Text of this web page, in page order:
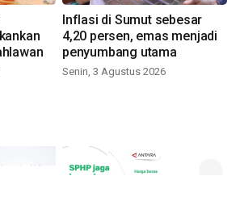
Inflasi di Sumut sebesar
4,20 persen, emas menjadi
penyumbang utama
Senin, 3 Agustus 2026